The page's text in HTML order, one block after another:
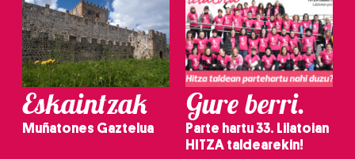
Eskaintzak
Muñatones Gaztelua
Gure berri.
Parte hartu 33. Lilatoian
HITZA taldearekin!